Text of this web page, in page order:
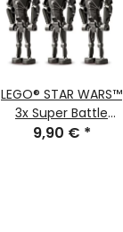
LEGO® STAR WARS™
3x Super Battle
Droid aus 75372
9,90 € *